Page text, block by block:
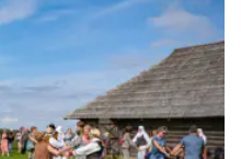
ne tik vizualiai
saugi, todėl jokiu
Saugumą
lauko plytelės. Taip
pritaikytos prie lauko